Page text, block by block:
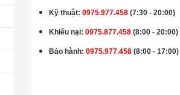
Kỹ thuật:0975.977.458 (7:30 - 20:00)
Khiếu nại: 0975.877.458 (8:00 - 20:00)
Bảo hành:0975.977.458 (8:00 - 17:00)